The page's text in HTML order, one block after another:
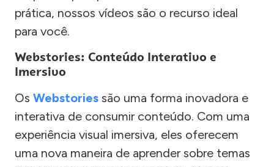
prática, nossos vídeos são o recurso ideal
para você.
Webstories: Conteúdo Interativo e
Imersivo
Os Webstories são uma forma inovadora e
interativa de consumir conteúdo. Com uma
experiência visual imersiva, eles oferecem
uma nova maneira de aprender sobre temas